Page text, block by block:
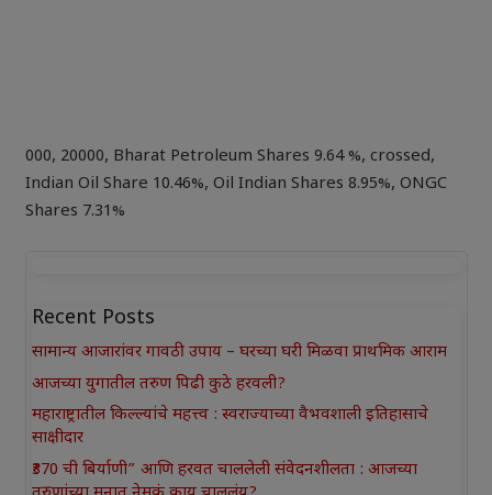
000, 20000, Bharat Petroleum Shares 9.64 %, crossed,
Indian Oil Share 10.46%, Oil Indian Shares 8.95%, ONGC
Shares 7.31%
Recent Posts
सामान्य आजारांवर गावठी उपाय – घरच्या घरी मिळवा प्राथमिक आराम
आजच्या युगातील तरुण पिढी कुठे हरवली?
महाराष्ट्रातील किल्ल्यांचे महत्त्व : स्वराज्याच्या वैभवशाली इतिहासाचे
साक्षीदार
₹370 ची बिर्याणी” आणि हरवत चाललेली संवेदनशीलता : आजच्या